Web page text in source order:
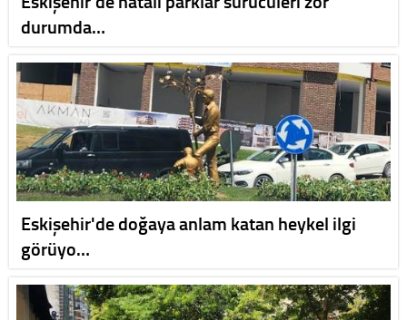
durumda…
Eskişehir'de doğaya anlam katan heykel ilgi
görüyo…